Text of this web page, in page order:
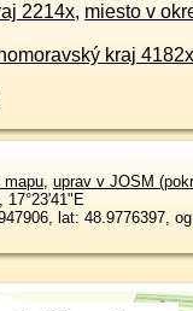
2214x, miesto v
kraj 4182x
, uprav v JOSM
, 17°23'41"E
lat: 48.9776397,